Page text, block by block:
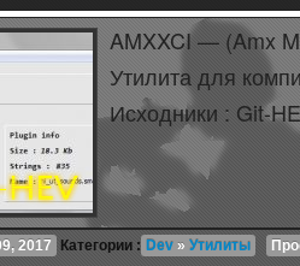
AMXXCI — (Amx
Утилита для
Исходники : Git-
2017 Категории : Dev » Утилиты